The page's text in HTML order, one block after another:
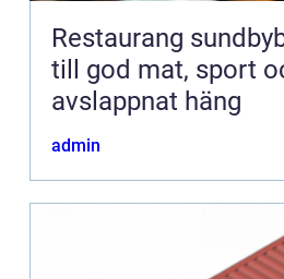
Restaurang sundbyberg en
till god mat, sport
avslappnat häng
admin